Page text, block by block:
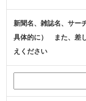
新聞名、雑誌名、サー
具体的に） また、差
えください